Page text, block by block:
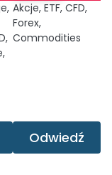
Akcje, ETF, CFD,
Forex,
Commodities
Odwiedź